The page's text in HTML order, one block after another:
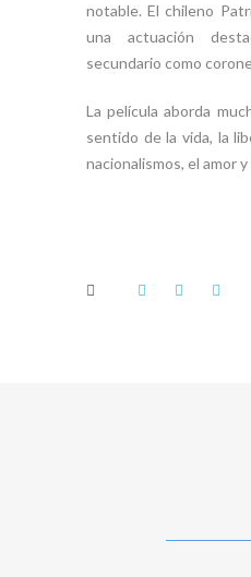
notable. El chileno
una actuación
secundario como
La película aborda
sentido de la vida, la
nacionalismos, el amor y